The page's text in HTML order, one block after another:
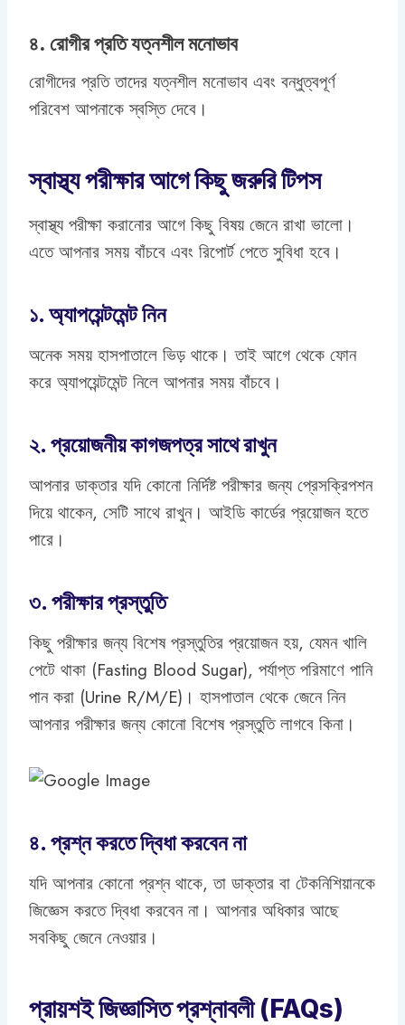
৪. রোগীর প্রতি যত্নশীল মনোভাব
রোগীদের প্রতি তাদের যত্নশীল মনোভাব এবং বন্ধুত্বপূর্ণ
পরিবেশ আপনাকে স্বস্তি দেবে।
স্বাস্থ্য পরীক্ষার আগে কিছু জরুরি টিপস
স্বাস্থ্য পরীক্ষা করানোর আগে কিছু বিষয় জেনে রাখা ভালো।
এতে আপনার সময় বাঁচবে এবং রিপোর্ট পেতে সুবিধা হবে।
১. অ্যাপয়েন্টমেন্ট নিন
অনেক সময় হাসপাতালে ভিড় থাকে। তাই আগে থেকে ফোন
করে অ্যাপয়েন্টমেন্ট নিলে আপনার সময় বাঁচবে।
২. প্রয়োজনীয় কাগজপত্র সাথে রাখুন
আপনার ডাক্তার যদি কোনো নির্দিষ্ট পরীক্ষার জন্য প্রেসক্রিপশন
দিয়ে থাকেন, সেটি সাথে রাখুন। আইডি কার্ডের প্রয়োজন হতে
পারে।
৩. পরীক্ষার প্রস্তুতি
কিছু পরীক্ষার জন্য বিশেষ প্রস্তুতির প্রয়োজন হয়, যেমন খালি
পেটে থাকা (Fasting Blood Sugar), পর্যাপ্ত পরিমাণে পানি
পান করা (Urine R/M/E)। হাসপাতাল থেকে জেনে নিন
আপনার পরীক্ষার জন্য কোনো বিশেষ প্রস্তুতি লাগবে কিনা।
৪. প্রশ্ন করতে দ্বিধা করবেন না
যদি আপনার কোনো প্রশ্ন থাকে, তা ডাক্তার বা টেকনিশিয়ানকে
জিজ্ঞেস করতে দ্বিধা করবেন না। আপনার অধিকার আছে
সবকিছু জেনে নেওয়ার।
প্রায়শই জিজ্ঞাসিত প্রশ্নাবলী (FAQs)